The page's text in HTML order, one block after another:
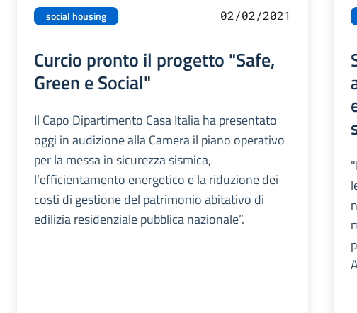
social housing 02/02/2021
Curcio pronto il progetto "Safe,
Green e Social"
Il Capo Dipartimento Casa Italia ha presentato
oggi in audizione alla Camera il piano operativo
per la messa in sicurezza sismica,
l’efficientamento energetico e la riduzione dei
costi di gestione del patrimonio abitativo di
edilizia residenziale pubblica nazionale”.